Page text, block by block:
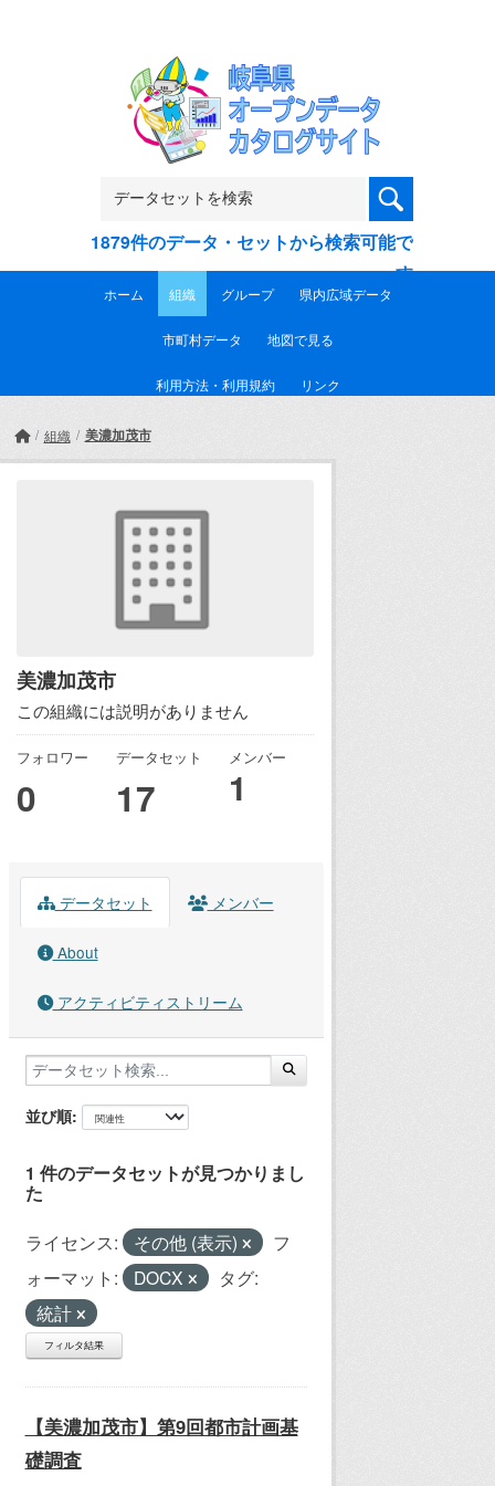
1879件のデータ・セットから検索可能で
す
ホーム 組織 グループ 県内広域データ
市町村データ 地図で見る
利用方法・利用規約 リンク
組織 美濃加茂市
美濃加茂市
この組織には説明がありません
フォロワー
0
データセット
17
メンバー
1
データセット メンバー
About
アクティビティストリーム
並び順
1 件のデータセットが見つかりまし
た
ライセンス: その他 (表示)
フ
ォーマット:
DOCX
タグ:
統計
フィルタ結果
【美濃加茂市】第9回都市計画基
礎調査